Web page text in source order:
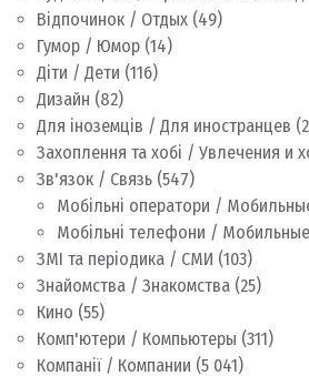
Відпочинок / Отдых (49)
Гумор / Юмор (14)
Діти / Дети (116)
Дизайн (82)
Для іноземців / Для иностранцев
Захоплення та хобі / Увлечения и
Зв'язок / Связь (547)
Мобільні оператори /
Мобільні телефони /
ЗМІ та періодика / СМИ (103)
Знайомства / Знакомства (25)
Кино (55)
Комп'ютери / Компьютеры (311)
Компанії / Компании (5 041)